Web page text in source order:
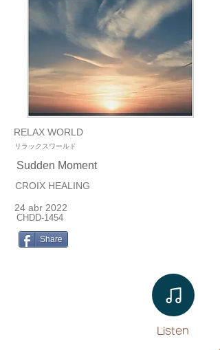
RELAX WORLD
リラックスワールド
Sudden Moment
CROIX HEALING
24 abr 2022
CHDD-1454
Share
Listen​